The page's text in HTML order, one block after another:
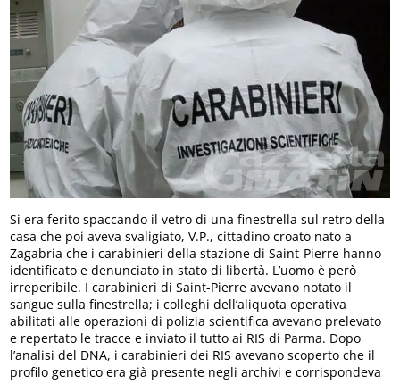
Si era ferito spaccando il vetro di una finestrella sul retro della
casa che poi aveva svaligiato, V.P., cittadino croato nato a
Zagabria che i carabinieri della stazione di Saint-Pierre hanno
identificato e denunciato in stato di libertà. L’uomo è però
irreperibile. I carabinieri di Saint-Pierre avevano notato il
sangue sulla finestrella; i colleghi dell’aliquota operativa
abilitati alle operazioni di polizia scientifica avevano prelevato
e repertato le tracce e inviato il tutto ai RIS di Parma. Dopo
l’analisi del DNA, i carabinieri dei RIS avevano scoperto che il
profilo genetico era già presente negli archivi e corrispondeva